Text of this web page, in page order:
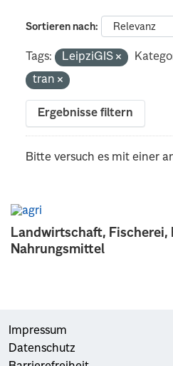
Landwirtschaft, Fischerei,
Nahrungsmittel
Sortieren nach
Tags: LeipziGIS
tran
Ergebnisse filtern
Bitte versuch es mit einer
Impressum
Datenschutz